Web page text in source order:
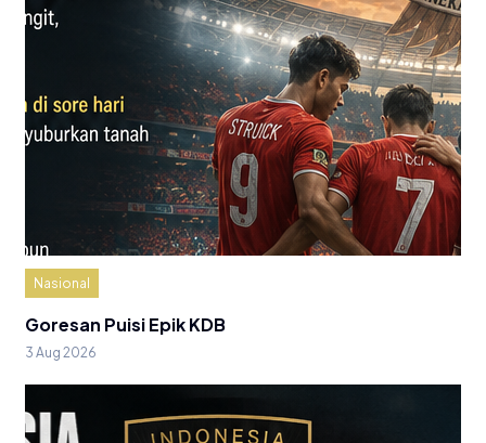
Nasional
Goresan Puisi Epik KDB
3 Aug 2026